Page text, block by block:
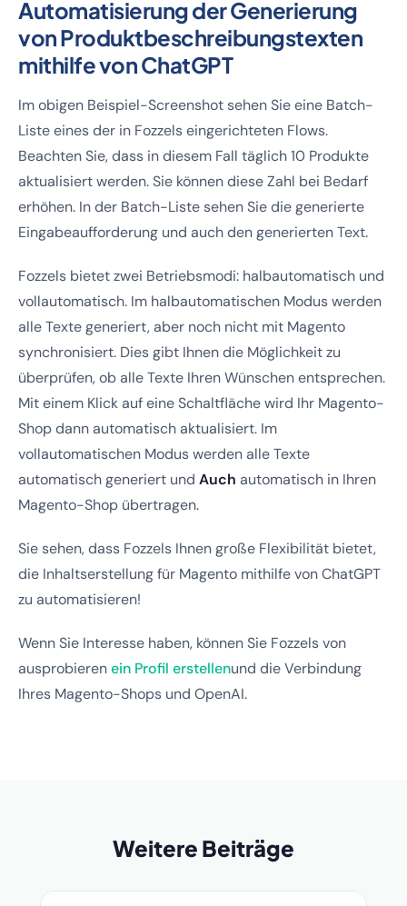
Automatisierung der Generierung
von Produktbeschreibungstexten
mithilfe von ChatGPT
Im obigen Beispiel-Screenshot sehen Sie eine Batch-
Liste eines der in Fozzels eingerichteten Flows.
Beachten Sie, dass in diesem Fall täglich 10 Produkte
aktualisiert werden. Sie können diese Zahl bei Bedarf
erhöhen. In der Batch-Liste sehen Sie die generierte
Eingabeaufforderung und auch den generierten Text.
Fozzels bietet zwei Betriebsmodi: halbautomatisch und
vollautomatisch. Im halbautomatischen Modus werden
alle Texte generiert, aber noch nicht mit Magento
synchronisiert. Dies gibt Ihnen die Möglichkeit zu
überprüfen, ob alle Texte Ihren Wünschen entsprechen.
Mit einem Klick auf eine Schaltfläche wird Ihr Magento-
Shop dann automatisch aktualisiert. Im
vollautomatischen Modus werden alle Texte
automatisch generiert und Auch automatisch in Ihren
Magento-Shop übertragen.
Sie sehen, dass Fozzels Ihnen große Flexibilität bietet,
die Inhaltserstellung für Magento mithilfe von ChatGPT
zu automatisieren!
Wenn Sie Interesse haben, können Sie Fozzels von
ausprobierenein Profil erstellenund die Verbindung
Ihres Magento-Shops und OpenAI.
Weitere Beiträge